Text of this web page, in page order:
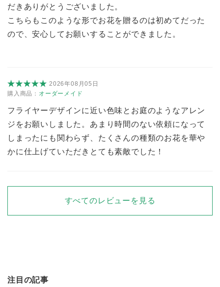
だきありがとうございました。
こちらもこのような形でお花を贈るのは初めてだった
ので、安心してお願いすることができました。
2026年08月05日
購入商品： オーダーメイド
フライヤーデザインに近い色味とお庭のようなアレン
ジをお願いしました。あまり時間のない依頼になって
しまったにも関わらず、たくさんの種類のお花を華や
かに仕上げていただきとても素敵でした！
すべてのレビューを見る
注目の記事